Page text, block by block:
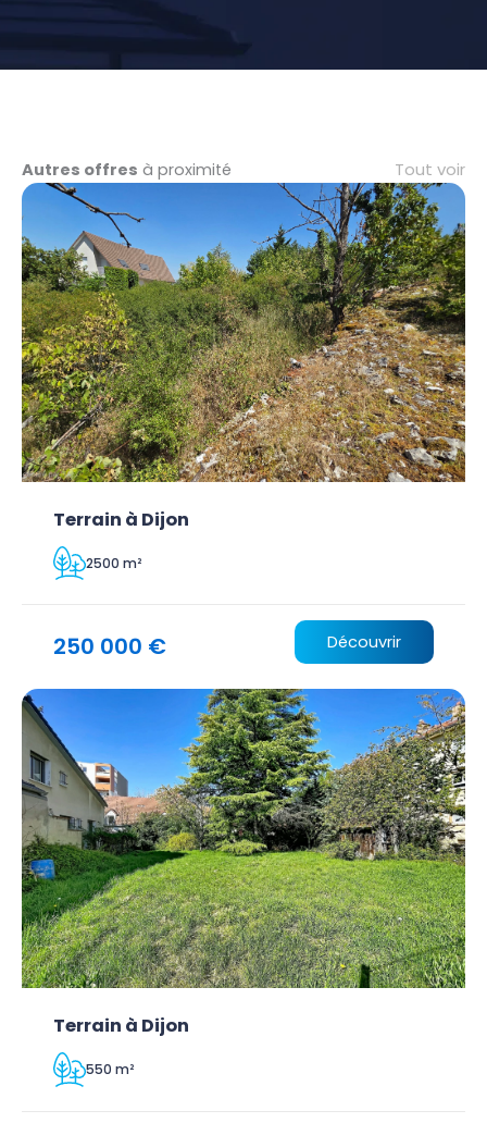
Autres offres à proximité Tout voir
Terrain à Dijon
2500 m²
250 000 € Découvrir
Terrain à Dijon
550 m²